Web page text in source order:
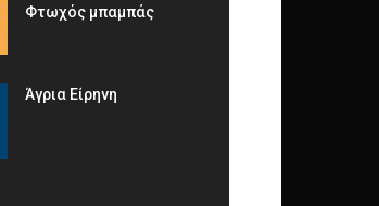
Φτωχός μπαμπάς
Άγρια Είρηνη